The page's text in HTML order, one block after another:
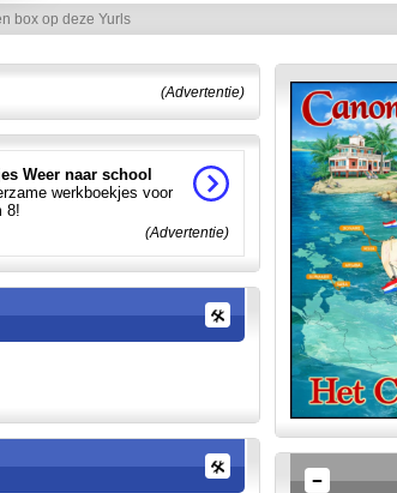
(Advertentie)
Weer naar school
werkboekjes voor
8!
(Advertentie)